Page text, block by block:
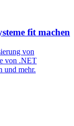
fit machen
von
von .NET
und mehr.